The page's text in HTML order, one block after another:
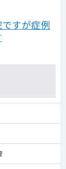
アプリ配備。専
ート・トレーニン
すが症例